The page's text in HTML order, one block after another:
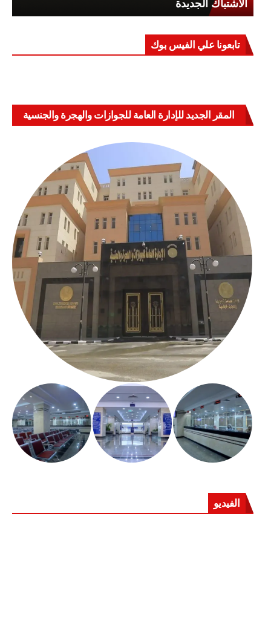
تابعونا علي الفيس بوك
المقر الجديد للإدارة العامة للجوازات والهجرة والجنسية
الفيديو